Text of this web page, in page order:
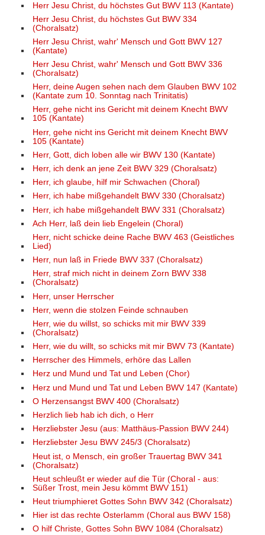
Herr Jesu Christ, du höchstes Gut BWV 113 (Kantate)
Herr Jesu Christ, du höchstes Gut BWV 334
(Choralsatz)
Herr Jesu Christ, wahr' Mensch und Gott BWV 127
(Kantate)
Herr Jesu Christ, wahr' Mensch und Gott BWV 336
(Choralsatz)
Herr, deine Augen sehen nach dem Glauben BWV 102
(Kantate zum 10. Sonntag nach Trinitatis)
Herr, gehe nicht ins Gericht mit deinem Knecht BWV
105 (Kantate)
Herr, gehe nicht ins Gericht mit deinem Knecht BWV
105 (Kantate)
Herr, Gott, dich loben alle wir BWV 130 (Kantate)
Herr, ich denk an jene Zeit BWV 329 (Choralsatz)
Herr, ich glaube, hilf mir Schwachen (Choral)
Herr, ich habe mißgehandelt BWV 330 (Choralsatz)
Herr, ich habe mißgehandelt BWV 331 (Choralsatz)
Ach Herr, laß dein lieb Engelein (Choral)
Herr, nicht schicke deine Rache BWV 463 (Geistliches
Lied)
Herr, nun laß in Friede BWV 337 (Choralsatz)
Herr, straf mich nicht in deinem Zorn BWV 338
(Choralsatz)
Herr, unser Herrscher
Herr, wenn die stolzen Feinde schnauben
Herr, wie du willst, so schicks mit mir BWV 339
(Choralsatz)
Herr, wie du willt, so schicks mit mir BWV 73 (Kantate)
Herrscher des Himmels, erhöre das Lallen
Herz und Mund und Tat und Leben (Chor)
Herz und Mund und Tat und Leben BWV 147 (Kantate)
O Herzensangst BWV 400 (Choralsatz)
Herzlich lieb hab ich dich, o Herr
Herzliebster Jesu (aus: Matthäus-Passion BWV 244)
Herzliebster Jesu BWV 245/3 (Choralsatz)
Heut ist, o Mensch, ein großer Trauertag BWV 341
(Choralsatz)
Heut schleußt er wieder auf die Tür (Choral - aus:
Süßer Trost, mein Jesu kömmt BWV 151)
Heut triumphieret Gottes Sohn BWV 342 (Choralsatz)
Hier ist das rechte Osterlamm (Choral aus BWV 158)
O hilf Christe, Gottes Sohn BWV 1084 (Choralsatz)